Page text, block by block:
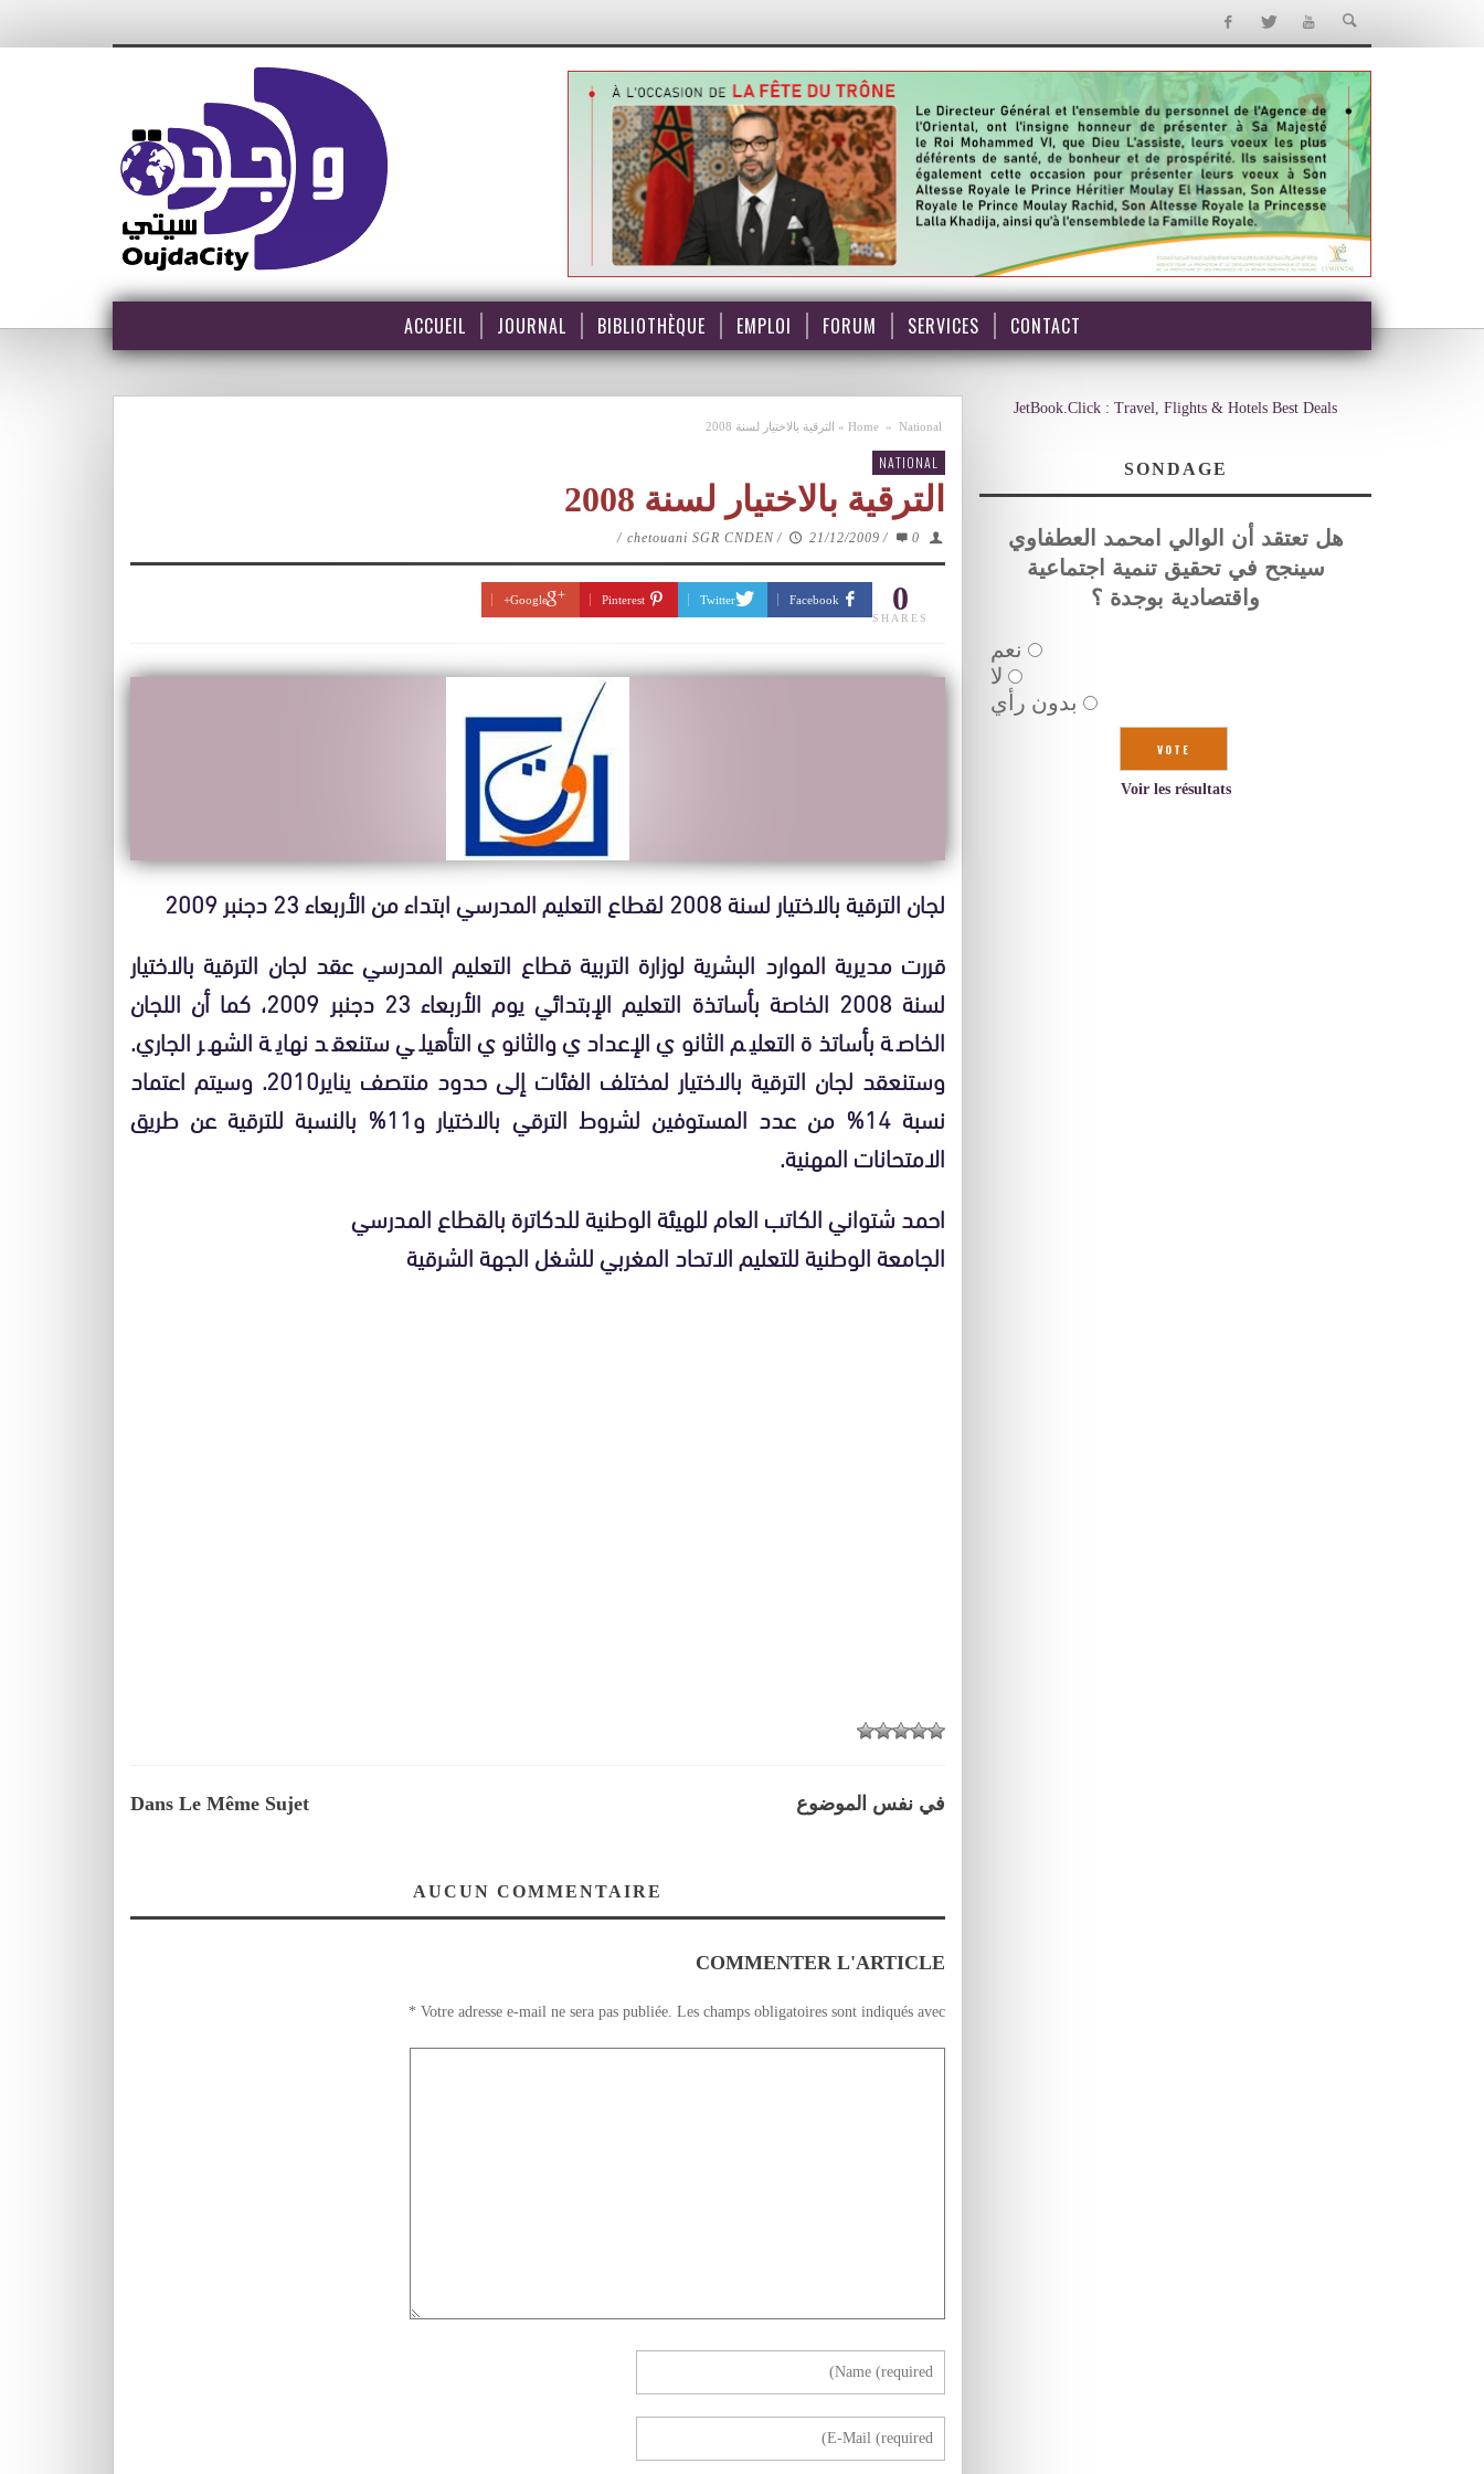
ACCUEIL JOURNAL BIBLIOTHÈQUE EMPLOI FORUM SERVICES CONTACT
Home » National
» الترقية بالاختيار لسنة 2008
NATIONAL
الترقية بالاختيار لسنة 2008
chetouani SGR CNDEN / 21/12/2009 / 0
/
0
SHARES
Facebook
Twitter
Pinterest
Google+
لجان الترقية بالاختيار لسنة 2008 لقطاع التعليم المدرسي ابتداء من الأربعاء 23 دجنبر 2009
قررت مديرية الموارد البشرية لوزارة التربية قطاع التعليم المدرسي عقد لجان الترقية بالاختيار
لسنة 2008 الخاصة بأساتذة التعليم الإبتدائي يوم الأربعاء 23 دجنبر 2009، كما أن اللجان
الخاصة بأساتذة التعليم الثانوي الإعدادي والثانوي التأهيلي ستنعقد نهاية الشهر الجاري.
وستنعقد لجان الترقية بالاختيار لمختلف الفئات إلى حدود منتصف يناير2010. وسيتم اعتماد
نسبة 14% من عدد المستوفين لشروط الترقي بالاختيار و11% بالنسبة للترقية عن طريق
الامتحانات المهنية.
احمد شتواني الكاتب العام للهيئة الوطنية للدكاترة بالقطاع المدرسي
الجامعة الوطنية للتعليم الاتحاد المغربي للشغل الجهة الشرقية
Dans Le Même Sujet في نفس الموضوع
AUCUN COMMENTAIRE
COMMENTER L'ARTICLE
Votre adresse e-mail ne sera pas publiée. Les champs obligatoires sont indiqués avec
*
JetBook.Click : Travel, Flights & Hotels Best Deals
SONDAGE
هل تعتقد أن الوالي امحمد العطفاوي
سينجح في تحقيق تنمية اجتماعية
واقتصادية بوجدة ؟
نعم
لا
بدون رأي
Voir les résultats